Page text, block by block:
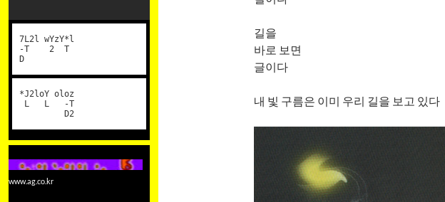
길을
바로 보면
글이다
내 빛 구름은 이미 우리 길을 보고 있다
7L2l wYzY*l
-T 2 T
D
*J2loY oloz
L L -T
D2
www.ag.co.kr